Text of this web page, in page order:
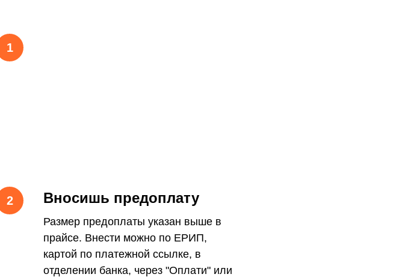
Вносишь предоплату
Размер предоплаты указан выше в
прайсе. Внести можно по ЕРИП,
картой по платежной ссылке, в
отделении банка, через "Оплати" или